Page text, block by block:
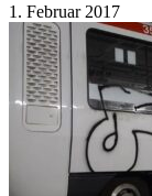
1. Februar 2017